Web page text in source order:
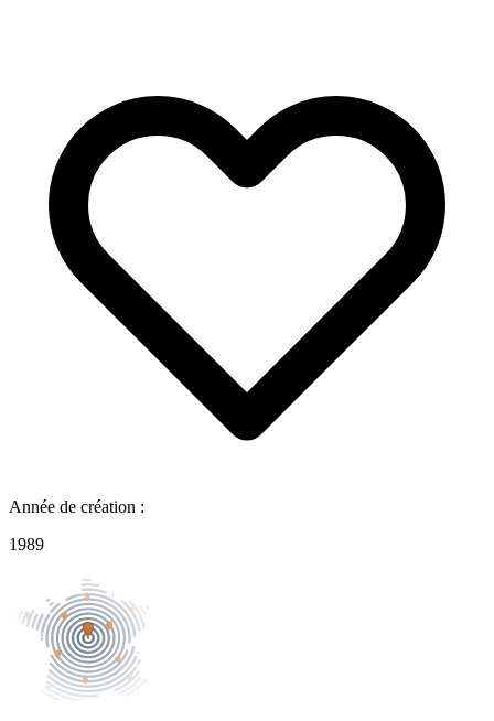
Année de création :
1989